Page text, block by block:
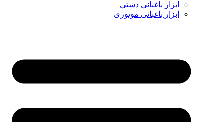
ابزار باغبانی دستی
ابزار باغبانی موتوری